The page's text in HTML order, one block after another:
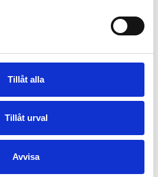
Tillåt alla
Tillåt urval
Avvisa